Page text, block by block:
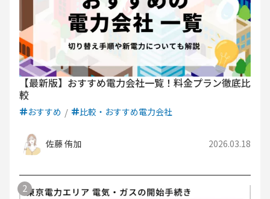
【最新版】おすすめ電力会社一覧！料金プラン徹底比
較
おすすめ 比較・おすすめ電力会社
佐藤 侑加 2026.03.18